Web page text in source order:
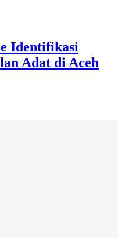
Identifikasi
Adat di Aceh